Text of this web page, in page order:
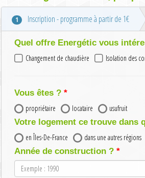
1 Inscription - programme à partir de 1€
Quel offre Energétic vous
Changement de chaudière
Isolation des
Vous êtes ?
propriétaire
locataire
usufruit
Votre logement ce trouve dans
en Îles-De-France
dans une autres régions
Année de construction ?